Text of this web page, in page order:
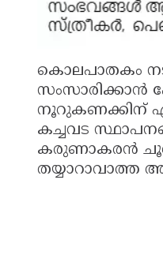
കൊലപാതകം
സംസാരിക്കാൻ
നൂറുകണക്കിന്
കച്ചവട
കരുണാകരൻ